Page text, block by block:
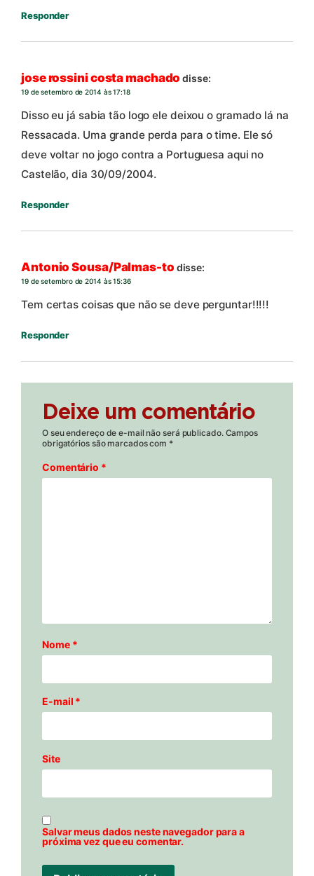
Responder
jose rossini costa machado disse:
19 de setembro de 2014 às 17:18
Disso eu já sabia tão logo ele deixou o gramado lá na
Ressacada. Uma grande perda para o time. Ele só
deve voltar no jogo contra a Portuguesa aqui no
Castelão, dia 30/09/2004.
Responder
Antonio Sousa/Palmas-to disse:
19 de setembro de 2014 às 15:36
Tem certas coisas que não se deve perguntar!!!!!
Responder
Deixe um comentário
O seu endereço de e-mail não será publicado. Campos
obrigatórios são marcados com *
Comentário *
Nome *
E-mail *
Site
Salvar meus dados neste navegador para a
próxima vez que eu comentar.